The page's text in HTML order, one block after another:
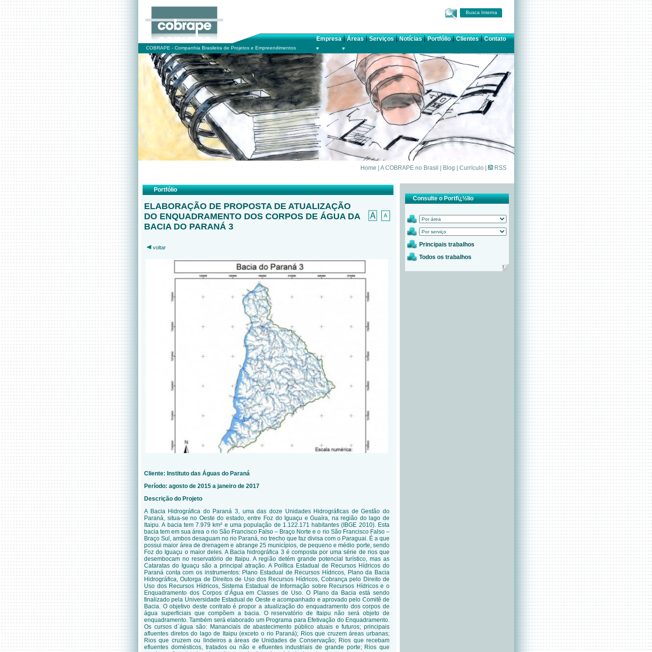
Busca Interna
Empresa|Áreas|Serviços|Notícias|Portfólio|Clientes|Contato
COBRAPE - Companhia Brasileira de Projetos e Empreendimentos
Home A COBRAPE no Brasil Blog Currículo RSS
Portfólio
ELABORAÇÃO DE PROPOSTA DE ATUALIZAÇÃO
DO ENQUADRAMENTO DOS CORPOS DE ÁGUA DA
BACIA DO PARANÁ 3
voltar
Cliente: Instituto das Águas do Paraná
Período: agosto de 2015 a janeiro de 2017
Descrição do Projeto
A Bacia Hidrográfica do Paraná 3, uma das doze Unidades Hidrográficas de Gestão do
Paraná, situa-se no Oeste do estado, entre Foz do Iguaçu e Guaíra, na região do lago de
Itaipu. A bacia tem 7.979 km² e uma população de 1.122.171 habitantes (IBGE 2010). Esta
bacia tem em sua área o rio São Francisco Falso – Braço Norte e o rio São Francisco Falso –
Braço Sul, ambos desaguam no rio Paraná, no trecho que faz divisa com o Paraguai. É a que
possui maior área de drenagem e abrange 25 municípios, de pequeno e médio porte, sendo
Foz do Iguaçu o maior deles. A Bacia hidrográfica 3 é composta por uma série de rios que
desembocam no reservatório de Itaipu. A região detém grande potencial turístico, mas as
Cataratas do Iguaçu são a principal atração. A Política Estadual de Recursos Hídricos do
Paraná conta com os instrumentos: Plano Estadual de Recursos Hídricos, Plano da Bacia
Hidrográfica, Outorga de Direitos de Uso dos Recursos Hídricos, Cobrança pelo Direito de
Uso dos Recursos Hídricos, Sistema Estadual de Informação sobre Recursos Hídricos e o
Enquadramento dos Corpos d’Água em Classes de Uso. O Plano da Bacia está sendo
finalizado pela Universidade Estadual de Oeste e acompanhado e aprovado pelo Comitê de
Bacia. O objetivo deste contrato é propor a atualização do enquadramento dos corpos de
água superficiais que compõem a bacia. O reservatório de Itaipu não será objeto de
enquadramento. Também será elaborado um Programa para Efetivação do Enquadramento.
Os cursos d`água são: Mananciais de abastecimento público atuais e futuros; principais
afluentes diretos do lago de Itaipu (exceto o rio Paraná); Rios que cruzem áreas urbanas;
Rios que cruzem ou lindeiros a áreas de Unidades de Conservação; Rios que recebam
efluentes domésticos, tratados ou não e efluentes industriais de grande porte; Rios que
Consulte o Portfï¿½lio
Principais trabalhos
Todos os trabalhos